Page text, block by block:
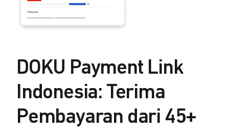
DOKU Payment Link
Indonesia: Terima
Pembayaran dari 45+